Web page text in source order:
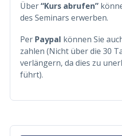
Über“Kurs abrufen”
des Seminars erwerben.
Per Paypal können Sie
zahlen (Nicht über die 30
verlängern, da dies zu
führt).